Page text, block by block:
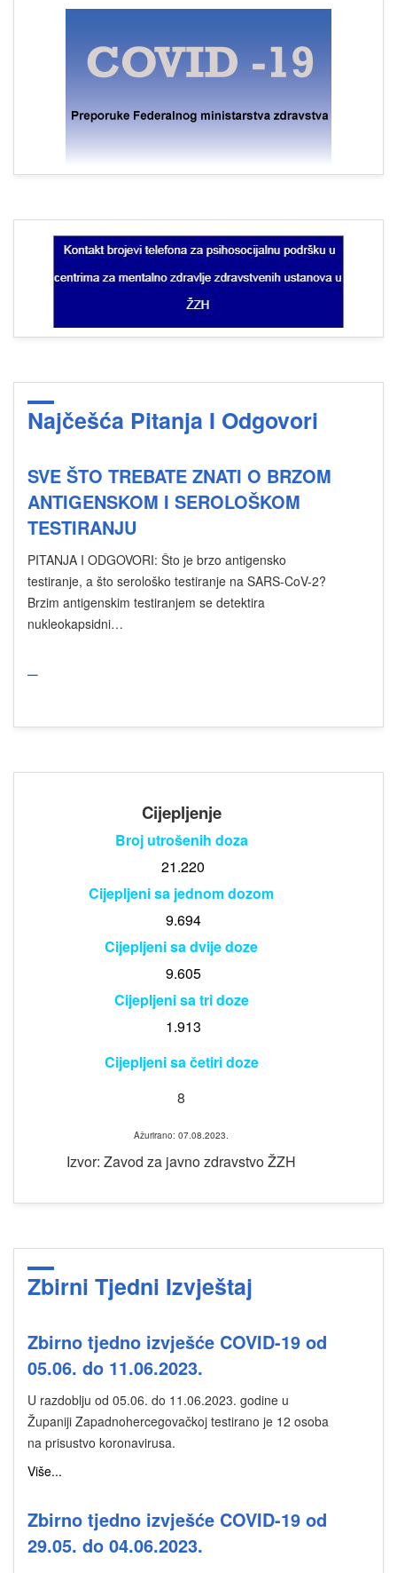
Najčešća Pitanja I Odgovori
SVE ŠTO TREBATE ZNATI O BRZOM
ANTIGENSKOM I SEROLOŠKOM
TESTIRANJU
PITANJA I ODGOVORI: Što je brzo antigensko
testiranje, a što serološko testiranje na SARS-CoV-2?
Brzim antigenskim testiranjem se detektira
nukleokapsidni…
Cijepljenje
Broj utrošenih doza
21.220
Cijepljeni sa jednom dozom
9.694
Cijepljeni sa dvije doze
9.605
Cijepljeni sa tri doze
1.913
Cijepljeni sa četiri doze
8
Ažurirano: 07.08.2023.
Izvor: Zavod za javno zdravstvo ŽZH
Zbirni Tjedni Izvještaj
Zbirno tjedno izvješće COVID-19 od
05.06. do 11.06.2023.
U razdoblju od 05.06. do 11.06.2023. godine u
Županiji Zapadnohercegovačkoj testirano je 12 osoba
na prisustvo koronavirusa.
Više...
Zbirno tjedno izvješće COVID-19 od
29.05. do 04.06.2023.